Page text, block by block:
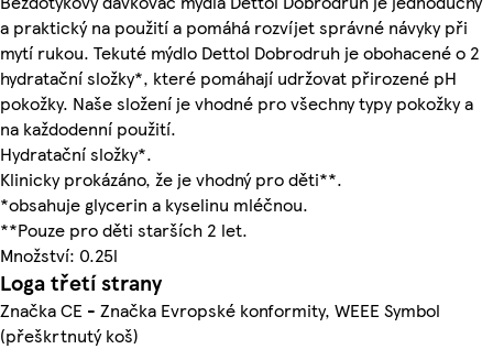
a praktický na použití a pomáhá rozvíjet správné návyky při
mytí rukou. Tekuté mýdlo Dettol Dobrodruh je obohacené o 2
hydratační složky*, které pomáhají udržovat přirozené pH
pokožky. Naše složení je vhodné pro všechny typy pokožky a
na každodenní použití.
Hydratační složky*.
Klinicky prokázáno, že je vhodný pro děti**.
*obsahuje glycerin a kyselinu mléčnou.
**Pouze pro děti starších 2 let.
Množství: 0.25l
Loga třetí strany
Značka CE - Značka Evropské konformity, WEEE Symbol
(přeškrtnutý koš)